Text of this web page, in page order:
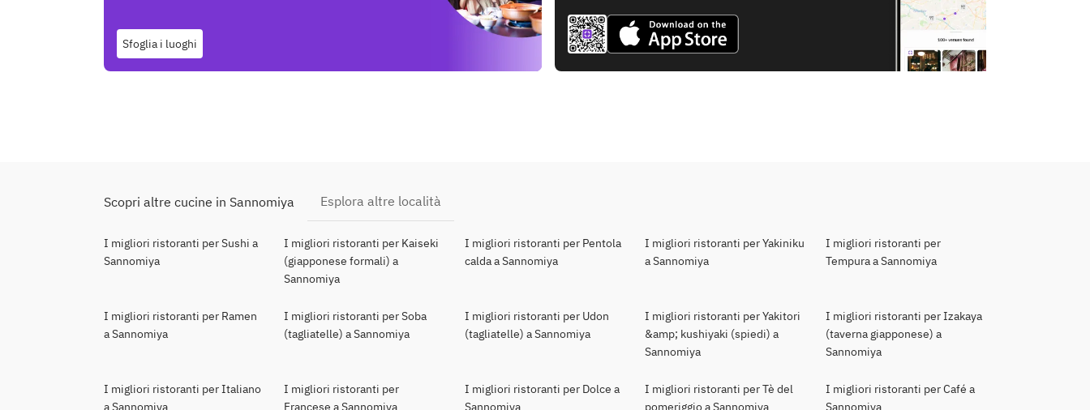
Sfoglia i luoghi
Scopri altre cucine in Sannomiya Esplora altre località
I migliori ristoranti per Sushi a
Sannomiya
I migliori ristoranti per Kaiseki
(giapponese formali) a
Sannomiya
I migliori ristoranti per Pentola
calda a Sannomiya
I migliori ristoranti per Yakiniku
a Sannomiya
I migliori ristoranti per
Tempura a Sannomiya
I migliori ristoranti per Ramen
a Sannomiya
I migliori ristoranti per Soba
(tagliatelle) a Sannomiya
I migliori ristoranti per Udon
(tagliatelle) a Sannomiya
I migliori ristoranti per Yakitori
&amp; kushiyaki (spiedi) a
Sannomiya
I migliori ristoranti per Izakaya
(taverna giapponese) a
Sannomiya
I migliori ristoranti per Italiano
a Sannomiya
I migliori ristoranti per
Francese a Sannomiya
I migliori ristoranti per Dolce a
Sannomiya
I migliori ristoranti per Tè del
pomeriggio a Sannomiya
I migliori ristoranti per Café a
Sannomiya